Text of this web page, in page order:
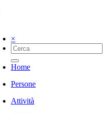
×
Home
Persone
Attività